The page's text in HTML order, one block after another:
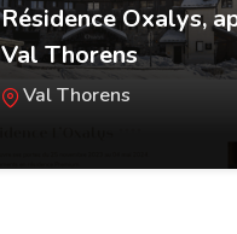
Résidence Oxalys,
Val Thorens
Val Thorens